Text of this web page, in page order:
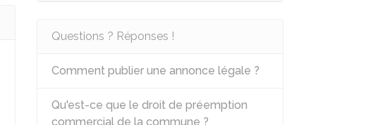
Questions ? Réponses !
Comment publier une annonce légale ?
Qu'est-ce que le droit de préemption
commercial de la commune ?